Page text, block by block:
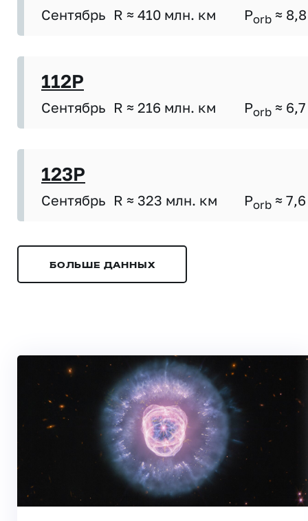
Сентябрь R ≈ 410 млн. км Porb ≈ 8,8
112P
Сентябрь R ≈ 216 млн. км Porb ≈ 6,7
123P
Сентябрь R ≈ 323 млн. км Porb ≈ 7,6
БОЛЬШЕ ДАННЫХ